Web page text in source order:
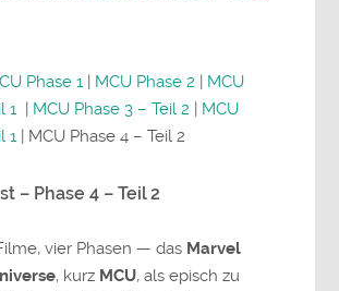
Phase 1 MCU Phase 2
MCU
1
MCU Phase 3 – Teil 2
MCU
1 | MCU Phase 4 – Teil 2
– Phase 4 – Teil 2
vier Phasen — das Marvel
, kurz MCU, als episch zu